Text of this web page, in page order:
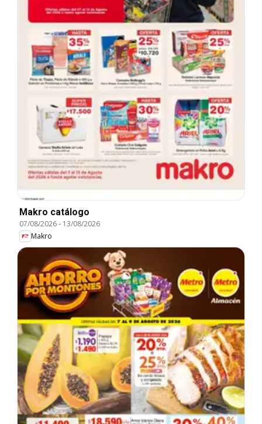
Makro catálogo
07/08/2026- 13/08/2026
Makro